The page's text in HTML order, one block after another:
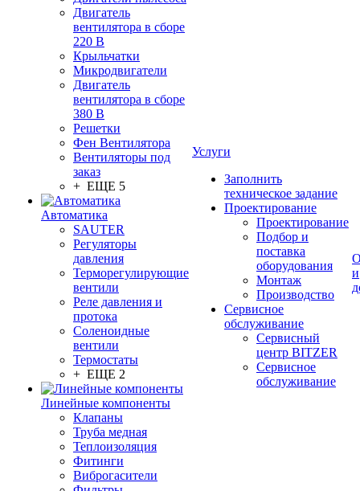
Двигатель
вентилятора в сборе
220 В
Крыльчатки
Микродвигатели
Двигатель
вентилятора в сборе
380 В
Решетки
Фен Вентилятора
Вентиляторы под
заказ
+ ЕЩЕ 5
Автоматика
SAUTER
Регуляторы
давления
Терморегулирующие
вентили
Реле давления и
протока
Соленоидные
вентили
Термостаты
+ ЕЩЕ 2
Линейные компоненты
Клапаны
Труба медная
Теплоизоляция
Фитинги
Виброгасители
Услуги
Заполнить
техническое задание
Проектирование
Проектирование
Подбор и
поставка
оборудования
Монтаж
Производство
Сервисное
обслуживание
Сервисный
центр BITZER
Сервисное
обслуживание
и